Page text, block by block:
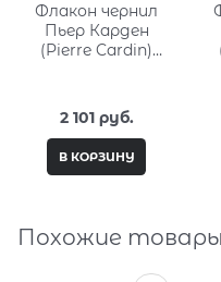
Флакон чернил
Пьер Карден
(Pierre Cardin)
2 101 руб.
В КОРЗИНУ
Похожие товары